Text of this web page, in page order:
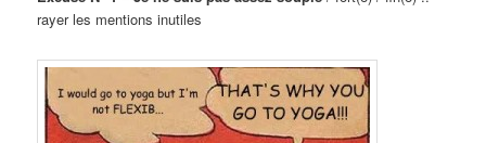
rayer les mentions inutiles